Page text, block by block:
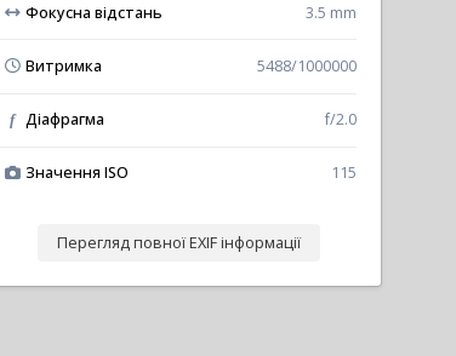
Фокусна відстань 3.5 mm
Витримка 5488/1000000
f Діафрагма f/2.0
Значення ISO 115
Перегляд повної EXIF інформації